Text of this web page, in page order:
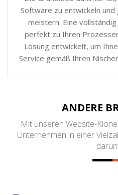
Software zu entwickeln
meistern. Eine
perfekt zu Ihren
Lösung entwickelt, um
Service gemäß Ihren
ANDERE
Mit unseren Website-
Unternehmen in einer